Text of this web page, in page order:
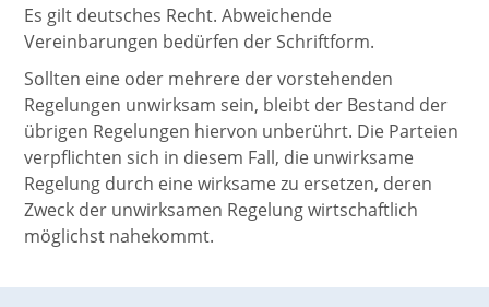
Es gilt deutsches Recht. Abweichende
Vereinbarungen bedürfen der Schriftform.
Sollten eine oder mehrere der vorstehenden
Regelungen unwirksam sein, bleibt der Bestand der
übrigen Regelungen hiervon unberührt. Die Parteien
verpflichten sich in diesem Fall, die unwirksame
Regelung durch eine wirksame zu ersetzen, deren
Zweck der unwirksamen Regelung wirtschaftlich
möglichst nahekommt.